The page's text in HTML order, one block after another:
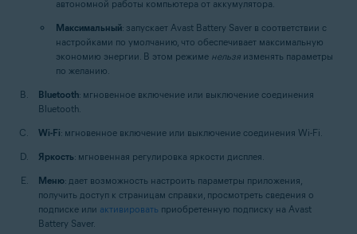
автономной работы компьютера от аккумулятора.
Максимальный: запускает Avast Battery Saver в соответствии с
настройками по умолчанию, что обеспечивает максимальную
экономию энергии. В этом режиме нельзя изменять параметры
по желанию.
Bluetooth: мгновенное включение или выключение соединения
Bluetooth.
Wi-Fi: мгновенное включение или выключение соединения Wi-Fi.
Яркость: мгновенная регулировка яркости дисплея.
Меню: дает возможность настроить параметры приложения,
получить доступ к страницам справки, просмотреть сведения о
подписке или активировать приобретенную подписку на Avast
Battery Saver.